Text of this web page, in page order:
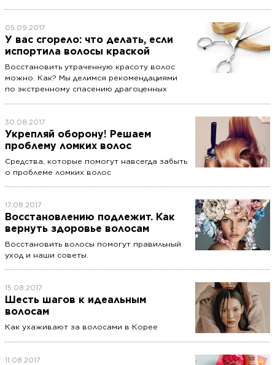
05.09.2017
У вас сгорело: что делать, если
испортила волосы краской
Восстановить утраченную красоту волос
можно. Как? Мы делимся рекомендациями
по экстренному спасению драгоценных
30.08.2017
Укрепляй оборону! Решаем
проблему ломких волос
Средства, которые помогут навсегда забыть
о проблеме ломких волос
17.08.2017
Восстановлению подлежит. Как
вернуть здоровье волосам
Восстановить волосы помогут правильный
уход и наши советы.
15.08.2017
Шесть шагов к идеальным
волосам
Как ухаживают за волосами в Корее
11.08.2017